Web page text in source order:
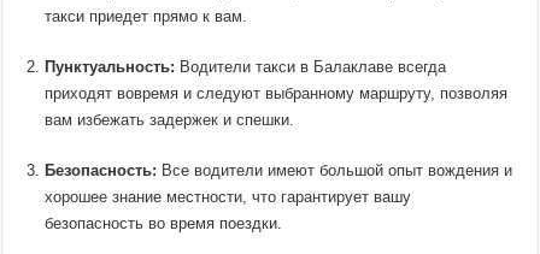
такси приедет прямо к вам.
Пунктуальность: Водители такси в Балаклаве всегда
приходят вовремя и следуют выбранному маршруту, позволяя
вам избежать задержек и спешки.
Безопасность: Все водители имеют большой опыт вождения и
хорошее знание местности, что гарантирует вашу
безопасность во время поездки.